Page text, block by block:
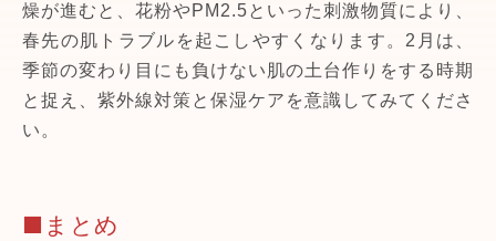
燥が進むと、花粉やPM2.5といった刺激物質により、
春先の肌トラブルを起こしやすくなります。2月は、
季節の変わり目にも負けない肌の土台作りをする時期
と捉え、紫外線対策と保湿ケアを意識してみてくださ
い。
■まとめ